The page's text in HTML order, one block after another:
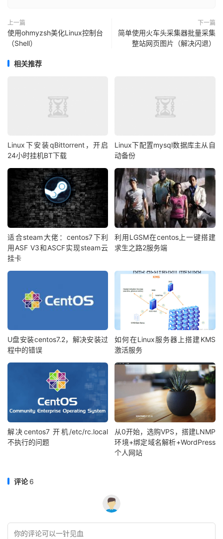
上一篇
使用ohmyzsh美化Linux控制台
（Shell）
下一篇
简单使用火车头采集器批量采集
整站网页图片（解决闪退）
相关推荐
Linux下安装qBittorrent，开启
24小时挂机BT下载
Linux下配置mysql数据库主从自
动备份
适合steam大佬：centos7下利
用ASF V3和ASCF实现steam云
挂卡
利用LGSM在centos上一键搭建
求生之路2服务端
U盘安装centos7.2，解决安装过
程中的错误
如何在Linux服务器上搭建KMS
激活服务
解决centos7 开机/etc/rc.local
不执行的问题
从0开始，选购VPS，搭建LNMP
环境+绑定域名解析+WordPress
个人网站
评论6